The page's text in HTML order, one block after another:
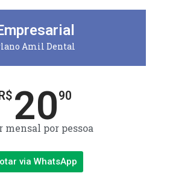
Amil Dental
R$ 2090
mensal por pessoa
via WhatsApp